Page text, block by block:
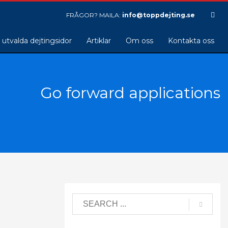
FRÅGOR? MAILA: info@toppdejting.se
utvalda dejtingsidor Artiklar Om oss Kontakta oss
Go forward applications